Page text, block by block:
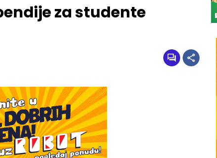
za studente